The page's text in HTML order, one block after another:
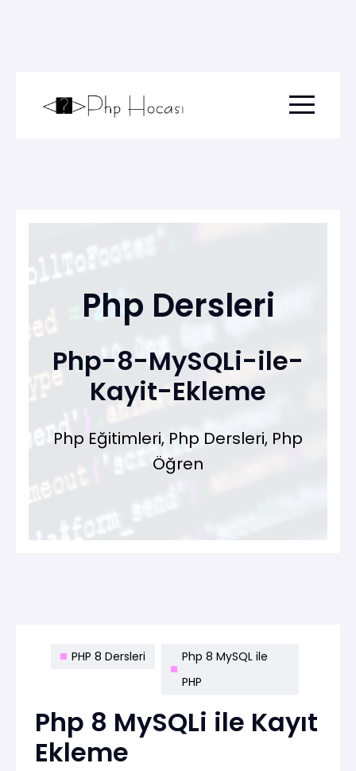
Menu
Php Dersleri
Php-8-MySQLi-ile-
Kayit-Ekleme
Php Eğitimleri, Php Dersleri, Php
Öğren
PHP 8 Dersleri
Php 8 MySQL ile
PHP
Php 8 MySQLi ile Kayıt
Ekleme